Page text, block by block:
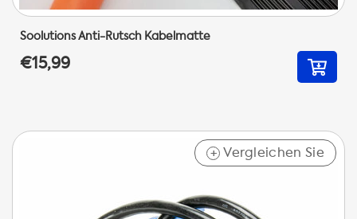
Soolutions Anti-Rutsch Kabelmatte
€15,99
+ Vergleichen Sie